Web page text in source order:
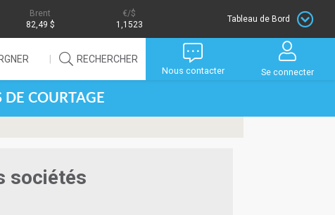
Brent
82,49 $
/$
1,1523
Tableau de Bord
RECHERCHER
Nous contacter Se connecter
DE COURTAGE
sociétés